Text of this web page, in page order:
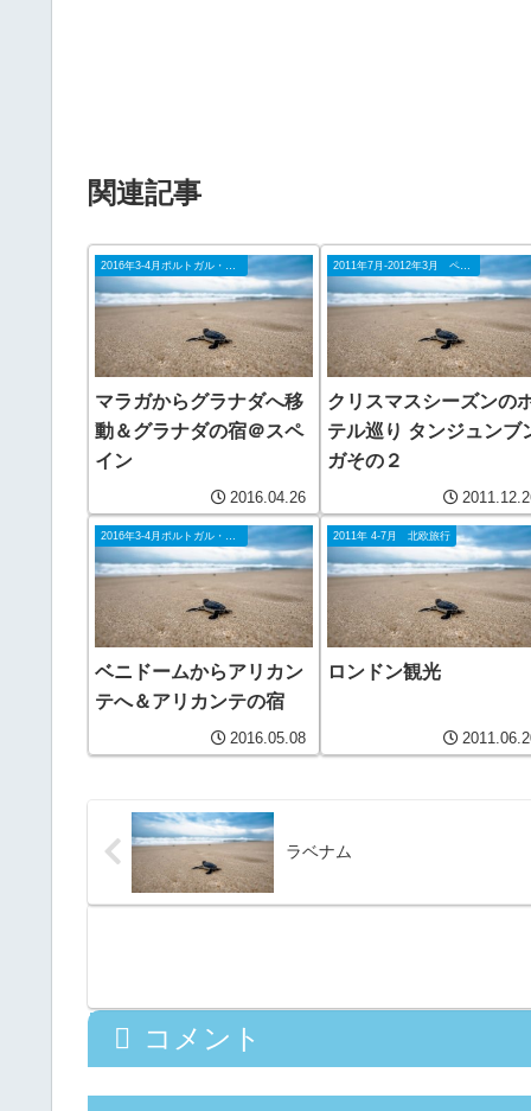
関連記事
マラガからグラナダへ移
動＆グラナダの宿＠スペ
イン
2016.04.26
クリスマスシーズンの
テル巡り タンジュンブ
ガその２
ベニドームからアリカン
テへ＆アリカンテの宿
2016.05.08
2011年 4-7月 北欧旅行
ロンドン観光
ラベナム
コメント